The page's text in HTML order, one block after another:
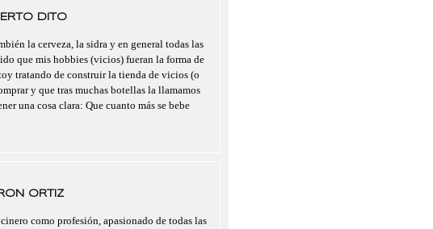
DITO
la cerveza, la sidra y en general todas las
que mis hobbies (vicios) fueran la forma de
tratando de construir la tienda de vicios (o
y que tras muchas botellas la llamamos
una cosa clara: Que cuanto más se bebe
ORTIZ
como profesión, apasionado de todas las